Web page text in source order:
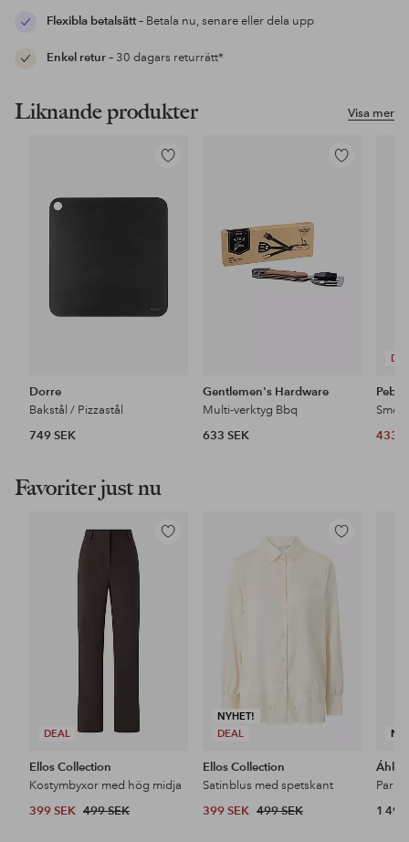
Flexibla betalsätt– Betala nu, senare eller dela upp
Enkel retur– 30 dagars returrätt*
Visa mer
Liknande produkter
Lägg
i
Dorre
Bakstål / Pizzastål
749 SEK
Lägg
Gentlemen's Hardware
Multi-verktyg Bbq
633 SEK
433
Favoriter just nu
DEAL
Lägg
Ellos Collection
Kostymbyxor med hög midja
399 SEK 499 SEK
NYHET!
DEAL
Lägg
i
Ellos Collection
Satinblus med spetskant
399 SEK 499 SEK 1 499